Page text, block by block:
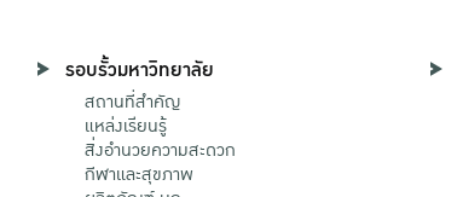
รอบรั้วมหาวิทยาลัย
สถานที่สำคัญ
แหล่งเรียนรู้
สิ่งอำนวยความสะดวก
กีฬาและสุขภาพ